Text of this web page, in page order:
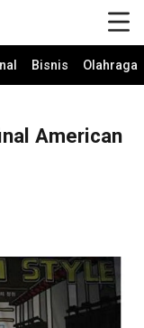
Bisnis Olahraga
American